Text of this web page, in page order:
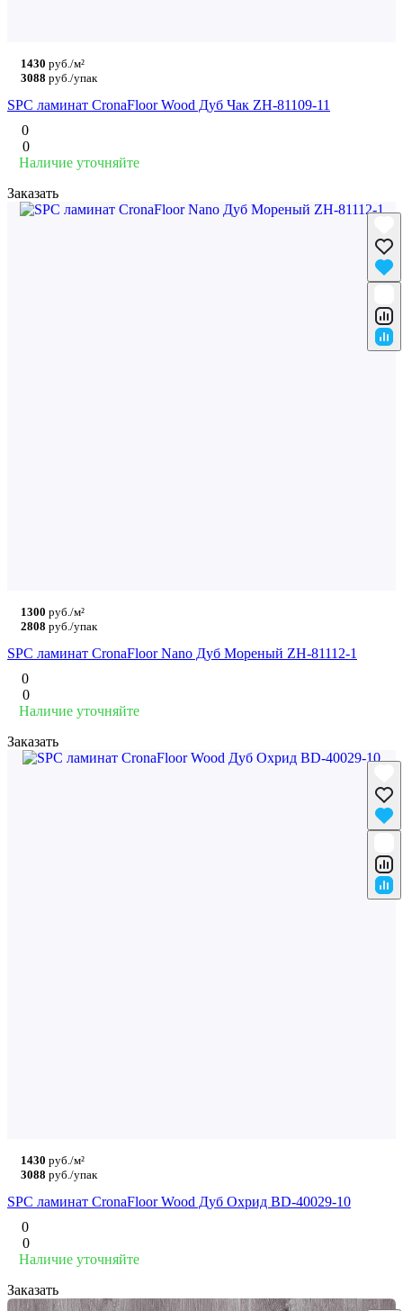
1430 руб./м²
3088 руб./упак
SPC ламинат CronaFloor Wood Дуб Чак ZH-81109-11
0
0
Наличие уточняйте
Заказать
1300 руб./м²
2808 руб./упак
SPC ламинат CronaFloor Nano Дуб Мореный ZH-81112-1
0
0
Наличие уточняйте
Заказать
1430 руб./м²
3088 руб./упак
SPC ламинат CronaFloor Wood Дуб Охрид BD-40029-10
0
0
Наличие уточняйте
Заказать